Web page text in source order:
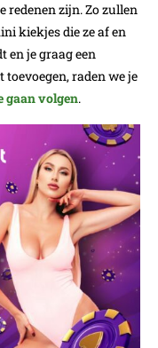
redenen zijn. Zo zullen
kiekjes die ze af en
en je graag een
raden we je
gaan volgen.